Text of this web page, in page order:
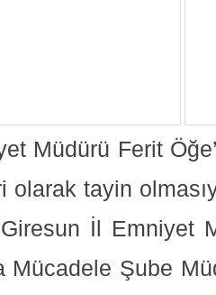
Müdürü Ferit
olarak tayin
İl Emniyet
Mücadele Şube